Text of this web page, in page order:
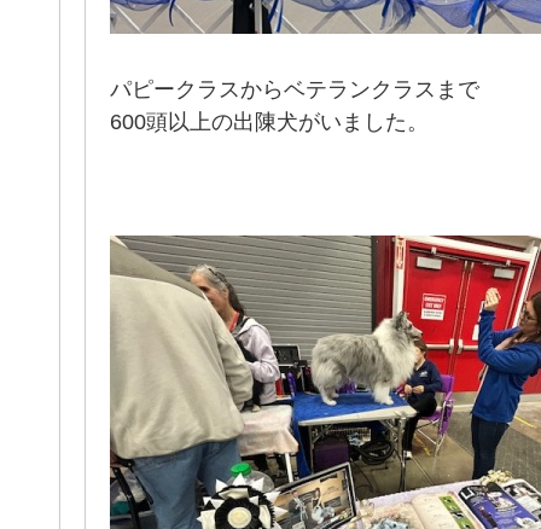
パピークラスからベテランクラスまで
600頭以上の出陳犬がいました。